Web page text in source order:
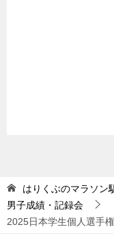
はりくぶのマラソン
男子成績・記録会
2025日本学生個人選手